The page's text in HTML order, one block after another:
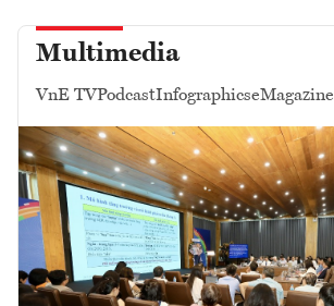
Multimedia
VnE TVPodcastInfographicseMagazine